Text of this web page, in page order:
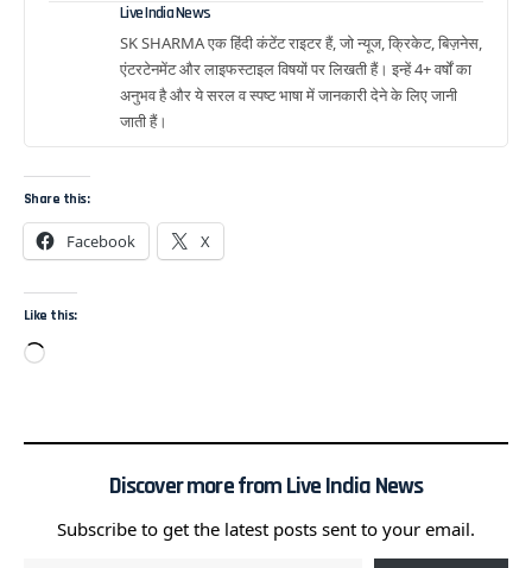
Live India News
SK SHARMA एक हिंदी कंटेंट राइटर हैं, जो न्यूज, क्रिकेट, बिज़नेस,
एंटरटेनमेंट और लाइफस्टाइल विषयों पर लिखती हैं। इन्हें 4+ वर्षों का
अनुभव है और ये सरल व स्पष्ट भाषा में जानकारी देने के लिए जानी
जाती हैं।
Share this:
Facebook X
Like this:
Discover more from Live India News
Subscribe to get the latest posts sent to your email.